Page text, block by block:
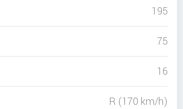
195
75
16
R (170 km/h)